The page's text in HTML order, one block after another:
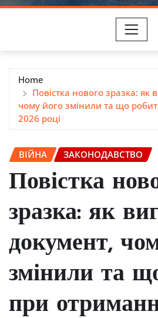
Home
Повістка нового зразка: як
чому його змінили та що
2026 році
ВІЙНА ЗАКОНОДАВСТВО
Повістка
зразка: як
документ,
змінили та
при